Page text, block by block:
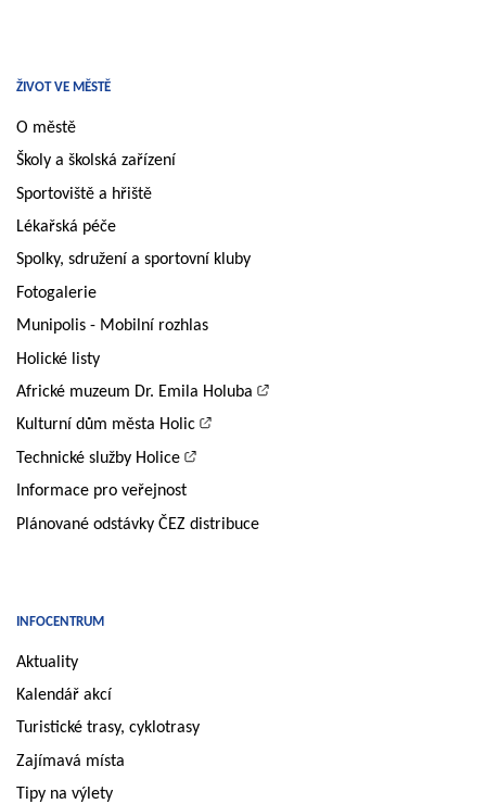
ŽIVOT VE MĚSTĚ
O městě
Školy a školská zařízení
Sportoviště a hřiště
Lékařská péče
Spolky, sdružení a sportovní kluby
Fotogalerie
Munipolis - Mobilní rozhlas
Holické listy
Africké muzeum Dr. Emila Holuba
Kulturní dům města Holic
Technické služby Holice
Informace pro veřejnost
Plánované odstávky ČEZ distribuce
INFOCENTRUM
Aktuality
Kalendář akcí
Turistické trasy, cyklotrasy
Zajímavá místa
Tipy na výlety